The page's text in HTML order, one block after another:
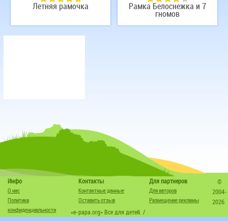
Летняя рамочка Рамка Белоснежка и 7
гномов
Инфо
О нас
Политика
конфиденциальности
Контакты
Контактные данные
Оставить отзыв
Для партнеров
Для авторов
Размещение рекламы
©
2004-
2026
«e-papa.org» Все для детей. /